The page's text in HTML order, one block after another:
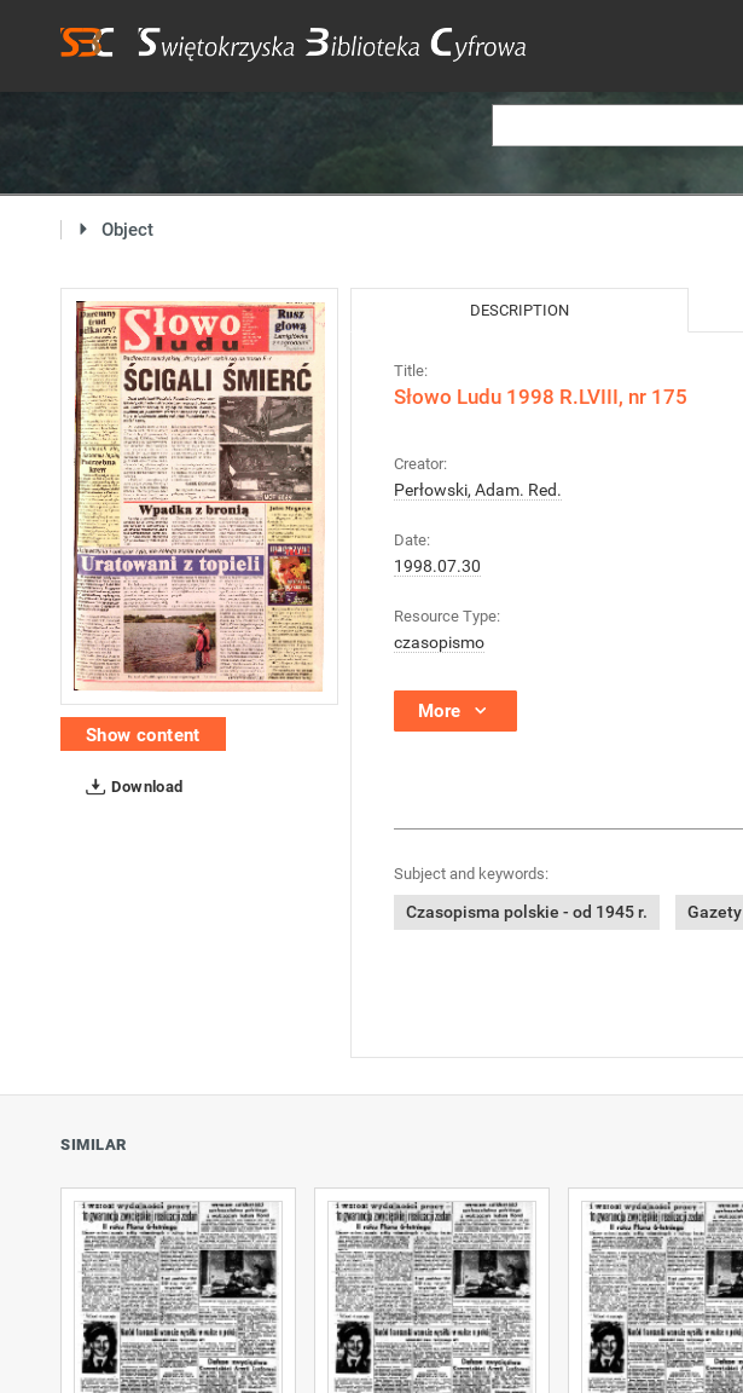
Object
Show content
Download
DESCRIPTION
Title:
Słowo Ludu 1998 R.LVIII, nr 175
Creator:
Perłowski, Adam. Red.
Date:
1998.07.30
Resource Type:
czasopismo
More
Subject and keywords:
Czasopisma polskie - od 1945 r. Gazety
SIMILAR